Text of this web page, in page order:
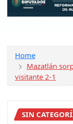
Home
Mazatlán
visitante 2-1
SIN